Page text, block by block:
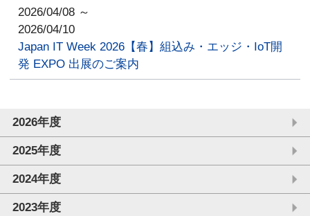
2026/04/08 ～
2026/04/10
Japan IT Week 2026【春】組込み・エッジ・IoT開
発 EXPO 出展のご案内
2026年度
2025年度
2024年度
2023年度